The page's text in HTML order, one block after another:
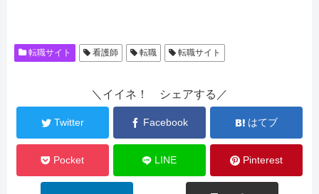
転職サイト 看護師 転職 転職サイト
＼イイネ！ シェアする／
Twitter Facebook はてブ
Pocket LINE Pinterest